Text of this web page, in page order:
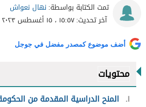
تمت الكتابة بواسطة: نهال نعواش
آخر تحديث:١٥:٥٧ ، ١٥ أغسطس ٢٠٢٣
أضف موضوع كمصدر مفضل في جوجل
محتويات
١
المنح الدراسية المقدمة من